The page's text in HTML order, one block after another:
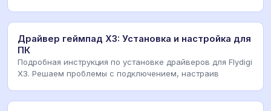
Драйвер геймпад X3: Установка и настройка для
ПК
Подробная инструкция по установке драйверов для Flydigi
X3. Решаем проблемы с подключением, настраив